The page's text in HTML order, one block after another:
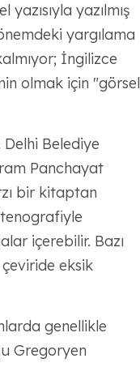
yazılmış
yargılama
İngilizce
olmak için "görsel
Belediye
Panchayat
bir kitaptan
içerebilir. Bazı
eksik
genellikle
Gregoryen